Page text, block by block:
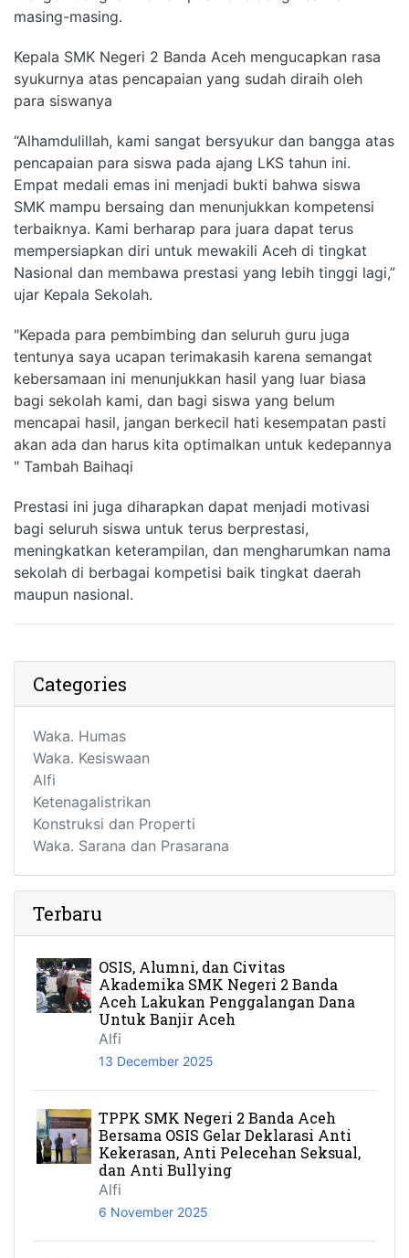
masing-masing.
Kepala SMK Negeri 2 Banda Aceh mengucapkan rasa
syukurnya atas pencapaian yang sudah diraih oleh
para siswanya
“Alhamdulillah, kami sangat bersyukur dan bangga atas
pencapaian para siswa pada ajang LKS tahun ini.
Empat medali emas ini menjadi bukti bahwa siswa
SMK mampu bersaing dan menunjukkan kompetensi
terbaiknya. Kami berharap para juara dapat terus
mempersiapkan diri untuk mewakili Aceh di tingkat
Nasional dan membawa prestasi yang lebih tinggi lagi,”
ujar Kepala Sekolah.
"Kepada para pembimbing dan seluruh guru juga
tentunya saya ucapan terimakasih karena semangat
kebersamaan ini menunjukkan hasil yang luar biasa
bagi sekolah kami, dan bagi siswa yang belum
mencapai hasil, jangan berkecil hati kesempatan pasti
akan ada dan harus kita optimalkan untuk kedepannya
" Tambah Baihaqi
Prestasi ini juga diharapkan dapat menjadi motivasi
bagi seluruh siswa untuk terus berprestasi,
meningkatkan keterampilan, dan mengharumkan nama
sekolah di berbagai kompetisi baik tingkat daerah
maupun nasional.
Categories
Waka. Humas
Waka. Kesiswaan
Alfi
Ketenagalistrikan
Konstruksi dan Properti
Waka. Sarana dan Prasarana
Terbaru
OSIS, Alumni, dan Civitas
Akademika SMK Negeri 2 Banda
Aceh Lakukan Penggalangan Dana
Untuk Banjir Aceh
Alfi
13 December 2025
TPPK SMK Negeri 2 Banda Aceh
Bersama OSIS Gelar Deklarasi Anti
Kekerasan, Anti Pelecehan Seksual,
dan Anti Bullying
Alfi
6 November 2025